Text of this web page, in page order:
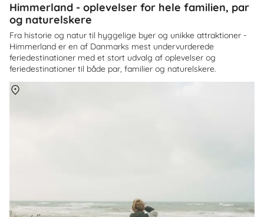
Himmerland - oplevelser for hele familien, par
og naturelskere
Fra historie og natur til hyggelige byer og unikke attraktioner -
Himmerland er en af Danmarks mest undervurderede
feriedestinationer med et stort udvalg af oplevelser og
feriedestinationer til både par, familier og naturelskere.